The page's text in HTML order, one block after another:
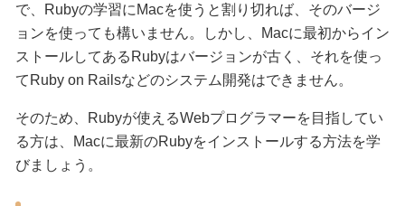
で、Rubyの学習にMacを使うと割り切れば、そのバージ
ョンを使っても構いません。しかし、Macに最初からイン
ストールしてあるRubyはバージョンが古く、それを使っ
てRuby on Railsなどのシステム開発はできません。
そのため、Rubyが使えるWebプログラマーを目指してい
る方は、Macに最新のRubyをインストールする方法を学
びましょう。